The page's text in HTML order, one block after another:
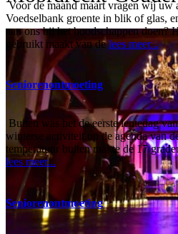
Voor de maand maart vragen wij uw
Voedselbank groente in blik of glas,
aan ons bij het boodschappen doen?
gebruikt maakt van delees meer...
Seniorenontmoeting
Buiten was het de eerste lentedag
winterse activiteit op de agenda van
temperatuur buiten raakte de 17
lees meer...
Seniorenontmoeting